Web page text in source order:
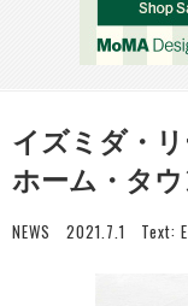
イズミダ・
ホーム・タウ
NEWS 2021.7.1 Text: